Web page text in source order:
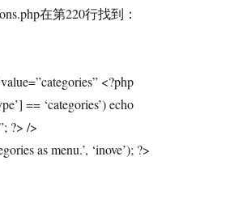
在第220行找到：
<?php
== ‘categories’) echo
?> />
as menu.’, ‘inove’); ?>